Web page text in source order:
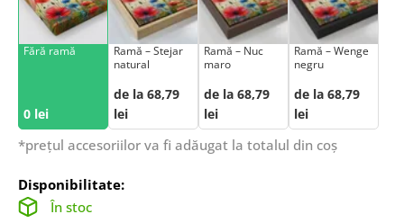
Fără ramă
0 lei
Ramă – Stejar
natural
de la 68,79
lei
Ramă – Nuc
maro
de la 68,79
lei
Ramă – Wenge
negru
de la 68,79
lei
*prețul accesoriilor va fi adăugat la totalul din coș
Disponibilitate:
În stoc